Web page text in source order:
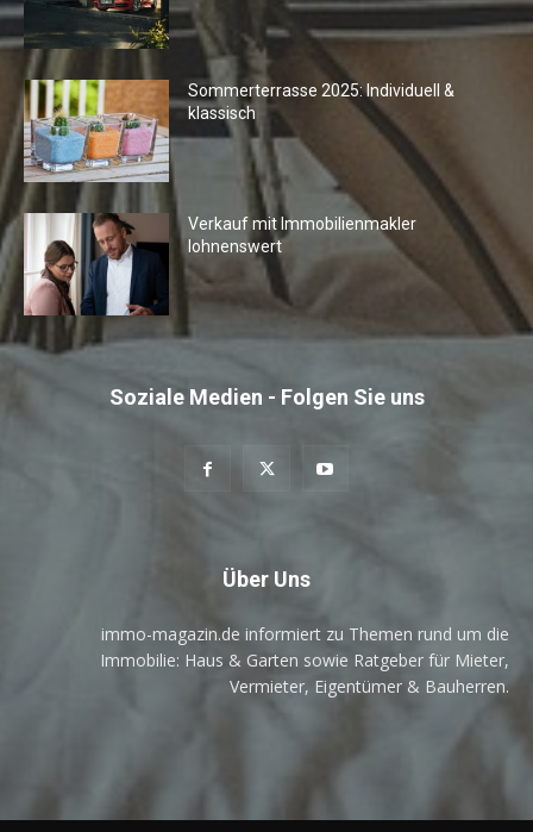
Sommerterrasse 2025: Individuell &
klassisch
Verkauf mit Immobilienmakler
lohnenswert
Soziale Medien - Folgen Sie uns
Über Uns
immo-magazin.de informiert zu Themen rund um die
Immobilie: Haus & Garten sowie Ratgeber für Mieter,
Vermieter, Eigentümer & Bauherren.